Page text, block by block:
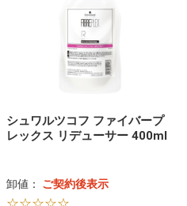
シュワルツコフ ファイバープ
レックス リデューサー 400ml
卸値： ご契約後表示